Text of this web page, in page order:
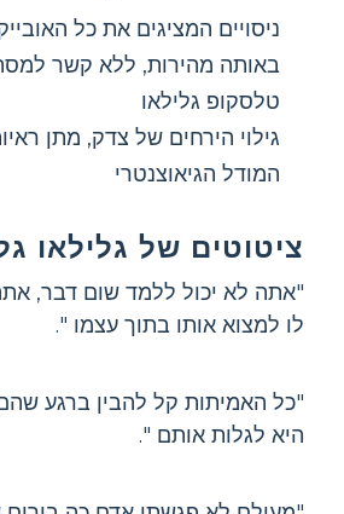
ניסויים המציגים את כל
באותה מהירות, ללא קשר
טלסקופ גלילאו
גילוי הירחים של צדק, מתן
המודל הגיאוצנטרי
ציטוטים של גלילאו
"אתה לא יכול ללמד שום דבר,
לו למצוא אותו בתוך עצמו ".
"כל האמיתות קל להבין ברגע
היא לגלות אותם ".